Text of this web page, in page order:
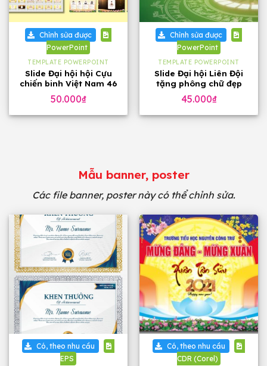
Chỉnh sửa được
PowerPoint
TEMPLATE POWERPOINT
Slide Đại hội hội Cựu
chiến binh Việt Nam 46
trang, tặng phông chữ
50.000₫
Chỉnh sửa được
PowerPoint
TEMPLATE POWERPOINT
Slide Đại hội Liên Đội
tặng phông chữ đẹp
45.000₫
Mẫu banner, poster
Các file banner, poster này có thể chỉnh sửa.
Có, theo nhu cầu
EPS
Có, theo nhu cầu
CDR (Corel)